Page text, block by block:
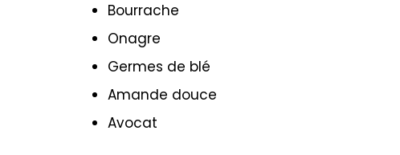
Bourrache
Onagre
Germes de blé
Amande douce
Avocat